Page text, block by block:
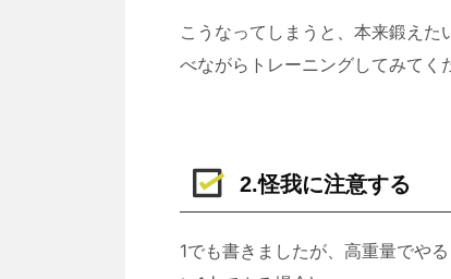
こうなってしまうと、本来鍛え
べながらトレーニングしてみてく
2.怪我に注意する
1でも書きましたが、高重量でや